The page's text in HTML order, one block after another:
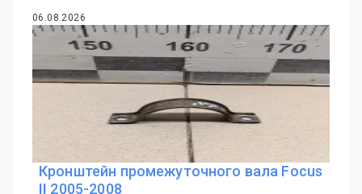
06.08.2026
Кронштейн промежуточного вала Focus
II 2005-2008